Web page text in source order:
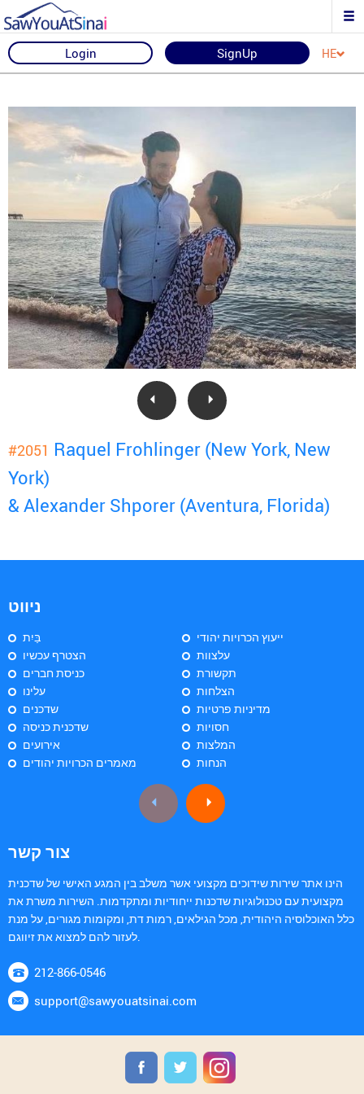
Login SignUp HE
#2051 Raquel Frohlinger (New York, New
York)
& Alexander Shporer (Aventura, Florida)
ניווט
בַּיִת
הצטרף עכשיו
כניסת חברים
עלינו
שדכנים
שדכנית כניסה
אירועים
מאמרים הכרויות יהודים
ייעוץ הכרויות יהודי
עלצוות
תקשורת
הצלחות
מדיניות פרטיות
חסויות
המלצות
הנחות
צור קשר
הינו אתר שירות שידוכים מקצועי אשר משלב בין המגע האישי של שדכנית
מקצועית עם טכנולוגיות שדכנות ייחודיות ומתקדמות. השירות משרת את
כלל האוכלוסיה היהודית, מכל הגילאים, רמות דת, ומקומות מגורים, על מנת
212-866-0546
support@sawyouatsinai.com